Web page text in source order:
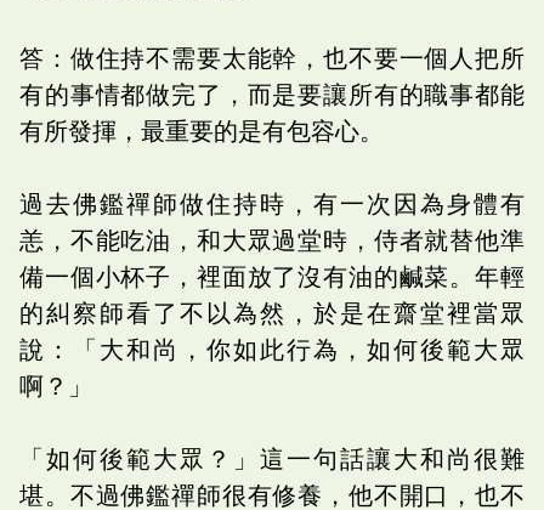
答：做住持不需要太能幹，也不要一個人把所
有的事情都做完了，而是要讓所有的職事都能
有所發揮，最重要的是有包容心。
過去佛鑑禪師做住持時，有一次因為身體有
恙，不能吃油，和大眾過堂時，侍者就替他準
備一個小杯子，裡面放了沒有油的鹹菜。年輕
的糾察師看了不以為然，於是在齋堂裡當眾
說：「大和尚，你如此行為，如何後範大眾
啊？」
「如何後範大眾？」這一句話讓大和尚很難
堪。不過佛鑑禪師很有修養，他不開口，也不